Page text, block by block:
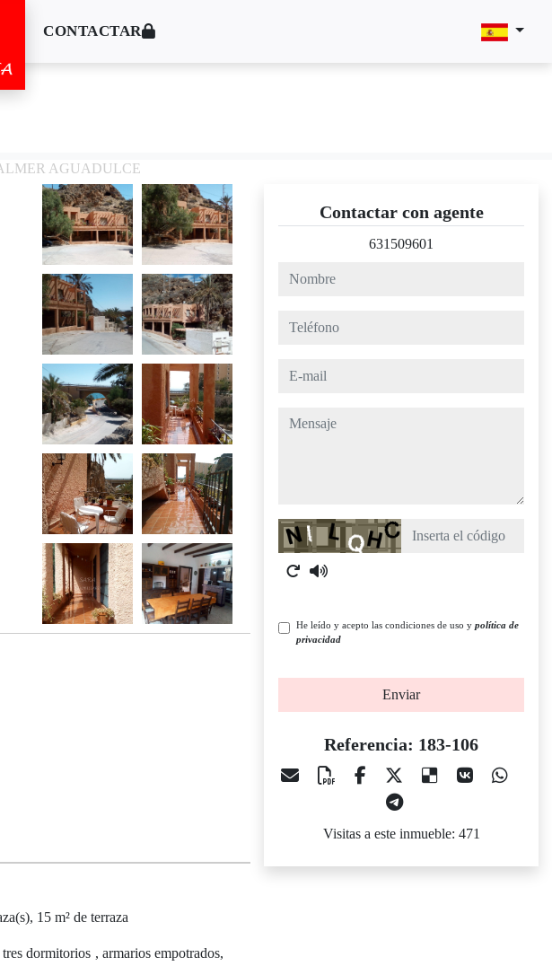
CONTACTAR
AGUADULCE
15 m² de terraza
dormitorios , armarios empotrados,
Contactar con agente
631509601
nombre
teléfono
e-mail
mensaje
Captcha
He leído y acepto las condiciones de uso y política de
privacidad
Enviar
Referencia: 183-106
Visitas a este inmueble: 471